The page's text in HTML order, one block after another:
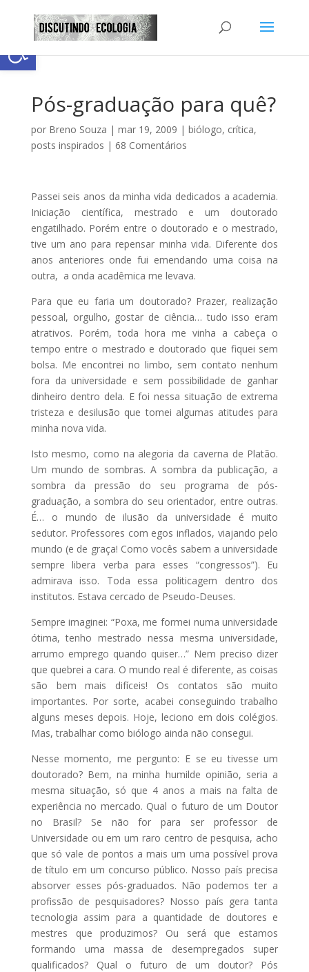
Abrir a barra de ferramentas
Pós-graduação para quê?
por Breno Souza | mar 19, 2009 | biólogo, crítica,
posts inspirados | 68 Comentários
Passei seis anos da minha vida dedicados a academia.
Iniciação científica, mestrado e um doutorado
engatilhado. Porém entre o doutorado e o mestrado,
tive um ano para repensar minha vida. Diferente dos
anos anteriores onde fui emendando uma coisa na
outra, a onda acadêmica me levava.
Para que eu faria um doutorado? Prazer, realização
pessoal, orgulho, gostar de ciência… tudo isso eram
atrativos. Porém, toda hora me vinha a cabeça o
tempo entre o mestrado e doutorado que fiquei sem
bolsa. Me encontrei no limbo, sem contato nenhum
fora da universidade e sem possibilidade de ganhar
dinheiro dentro dela. E foi nessa situação de extrema
tristeza e desilusão que tomei algumas atitudes para
minha nova vida.
Isto mesmo, como na alegoria da caverna de Platão.
Um mundo de sombras. A sombra da publicação, a
sombra da pressão do seu programa de pós-
graduação, a sombra do seu orientador, entre outras.
É… o mundo de ilusão da universidade é muito
sedutor. Professores com egos inflados, viajando pelo
mundo (e de graça! Como vocês sabem a universidade
sempre libera verba para esses “congressos”). Eu
admirava isso. Toda essa politicagem dentro dos
institutos. Estava cercado de Pseudo-Deuses.
Sempre imaginei: “Poxa, me formei numa universidade
ótima, tenho mestrado nessa mesma universidade,
arrumo emprego quando quiser…” Nem preciso dizer
que quebrei a cara. O mundo real é diferente, as coisas
são bem mais difíceis! Os contatos são muito
importantes. Por sorte, acabei conseguindo trabalho
alguns meses depois. Hoje, leciono em dois colégios.
Mas, trabalhar como biólogo ainda não consegui.
Nesse momento, me pergunto: E se eu tivesse um
doutorado? Bem, na minha humilde opinião, seria a
mesma situação, só que 4 anos a mais na falta de
experiência no mercado. Qual o futuro de um Doutor
no Brasil? Se não for para ser professor de
Universidade ou em um raro centro de pesquisa, acho
que só vale de pontos a mais um uma possível prova
de título em um concurso público. Nosso país precisa
absorver esses pós-graduados. Não podemos ter a
profissão de pesquisadores? Nosso país gera tanta
tecnologia assim para a quantidade de doutores e
mestres que produzimos? Ou será que estamos
formando uma massa de desempregados super
qualificados? Qual o futuro de um doutor? Pós